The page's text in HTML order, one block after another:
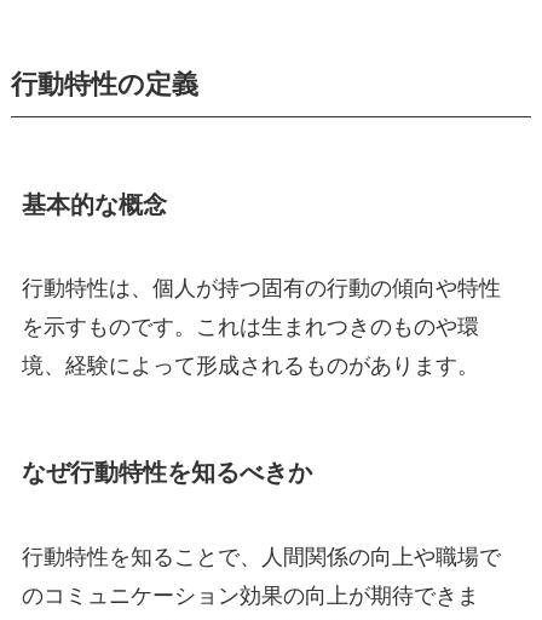
行動特性の定義
基本的な概念
行動特性は、個人が持つ固有の行動の傾向や特性
を示すものです。これは生まれつきのものや環
境、経験によって形成されるものがあります。
なぜ行動特性を知るべきか
行動特性を知ることで、人間関係の向上や職場で
のコミュニケーション効果の向上が期待できま